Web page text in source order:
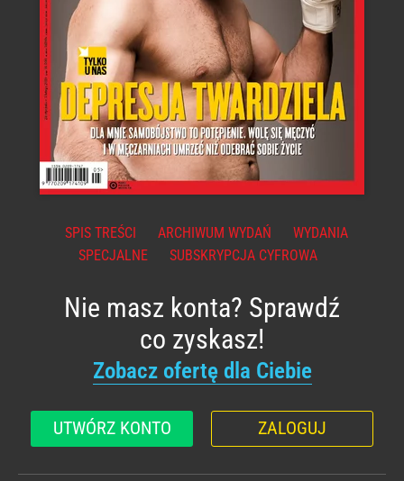
SPIS TREŚCI ARCHIWUM WYDAŃ
WYDANIA
SPECJALNE
SUBSKRYPCJA CYFROWA
Nie masz konta? Sprawdź
co zyskasz!
Zobacz ofertę dla Ciebie
UTWÓRZ KONTO ZALOGUJ